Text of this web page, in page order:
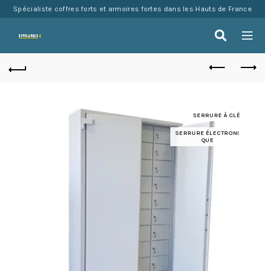
Spécialiste coffres forts et armoires fortes dans les Hauts de France
SERRURE À CLÉ
SERRURE ÉLECTRONI
QUE